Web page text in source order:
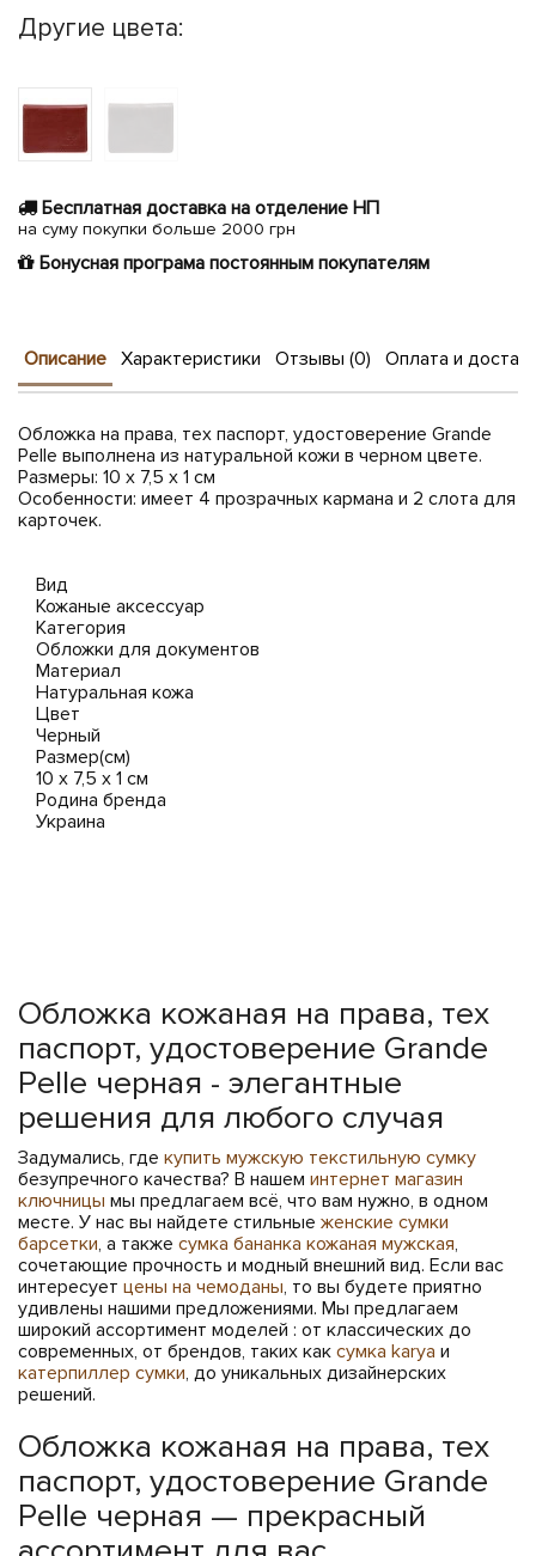
Другие цвета:
Бесплатная доставка на отделение НП
на суму покупки больше 2000 грн
Бонусная програма постоянным покупателям
Описание Характеристики Отзывы (0) Оплата и
Обложка на права, тех паспорт, удостоверение Grande
Pelle выполнена из натуральной кожи в черном цвете.
Размеры: 10 х 7,5 х 1 см
Особенности: имеет 4 прозрачных кармана и 2 слота для
карточек.
Вид
Кожаные аксессуар
Категория
Обложки для документов
Материал
Натуральная кожа
Цвет
Черный
Размер(см)
10 х 7,5 х 1 см
Родина бренда
Украина
Обложка кожаная на права, тех
паспорт, удостоверение Grande
Pelle черная - элегантные
решения для любого случая
Задумались, где купить мужскую текстильную сумку
безупречного качества? В нашем интернет магазин
ключницы мы предлагаем всё, что вам нужно, в одном
месте. У нас вы найдете стильные женские сумки
барсетки, а также сумка бананка кожаная мужская,
сочетающие прочность и модный внешний вид. Если вас
интересует цены на чемоданы, то вы будете приятно
удивлены нашими предложениями. Мы предлагаем
широкий ассортимент моделей : от классических до
современных, от брендов, таких как сумка karya и
катерпиллер сумки, до уникальных дизайнерских
решений.
Обложка кожаная на права, тех
паспорт, удостоверение Grande
Pelle черная — прекрасный